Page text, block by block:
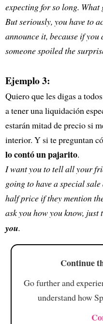
expecting for so long. What
But seriously, you have to
announce it, because if
someone spoiled the
Ejemplo 3:
Quiero que les digas a
a tener una liquidación
estarán mitad de precio si
interior. Y si te preguntan
lo contó un pajarito.
I want you to tell all your
going to have a special
half price if they mention
ask you how you know,
you.
Continue
Go further and
understand how